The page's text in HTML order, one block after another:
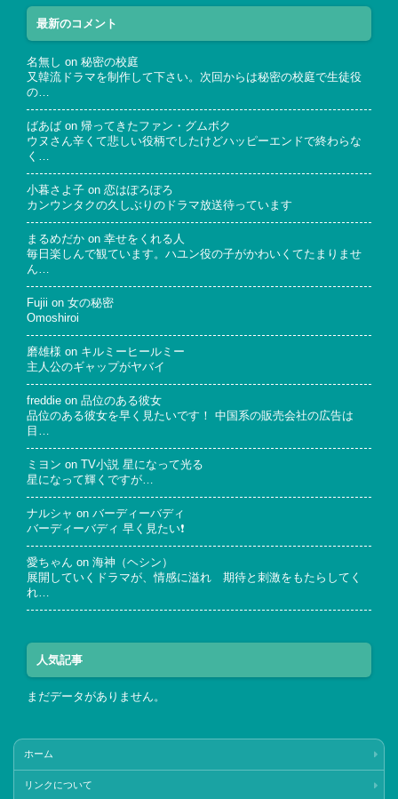
最新のコメント
名無し on 秘密の校庭
又韓流ドラマを制作して下さい。次回からは秘密の校庭で生徒役
の…
ばあば on 帰ってきたファン・グムボク
ウヌさん辛くて悲しい役柄でしたけどハッピーエンドで終わらな
く…
小暮さよ子 on 恋はぽろぽろ
カンウンタクの久しぶりのドラマ放送待っています
まるめだか on 幸せをくれる人
毎日楽しんで観ています。ハユン役の子がかわいくてたまりませ
ん…
Fujii on 女の秘密
Omoshiroi
磨雄様 on キルミーヒールミー
主人公のギャップがヤバイ
freddie on 品位のある彼女
品位のある彼女を早く見たいです！ 中国系の販売会社の広告は
目…
ミヨン on
TV小説 星になって光る
星になって輝くですが…
ナルシャ on バーディーバディ
バーディーバディ 早く見たい❗
愛ちゃん on 海神（ヘシン）
展開していくドラマが、情感に溢れ 期待と刺激をもたらしてく
れ…
人気記事
まだデータがありません。
ホーム
リンクについて